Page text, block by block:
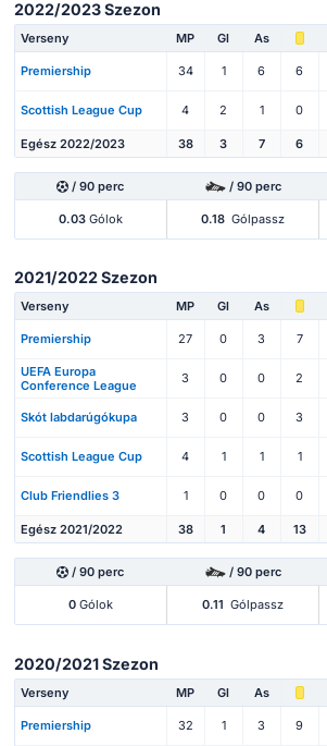
2022/2023 Szezon
Verseny MP Gl As
Premiership 34 1 6 6
Scottish League Cup 4 2 1 0
Egész 2022/2023 38 3 7 6
/ 90 perc / 90 perc
0.03Gólok 0.18 Gólpassz
2021/2022 Szezon
Verseny MP Gl As
Premiership 27 0 3 7
UEFA Europa
Conference League
3 0 0 2
Skót labdarúgókupa 3 0 0 3
Scottish League Cup 4 1 1 1
Club Friendlies 3 1 0 0 0
Egész 2021/2022 38 1 4 13
/ 90 perc / 90 perc
0Gólok 0.11 Gólpassz
2020/2021 Szezon
Verseny MP Gl As
Premiership 32 1 3 9